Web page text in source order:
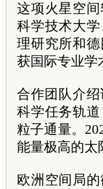
这项火星空
科学技术大
理研究所和
获国际专业学
合作团队介
科学任务轨
粒子通量。
能量极高的太
欧洲空间局